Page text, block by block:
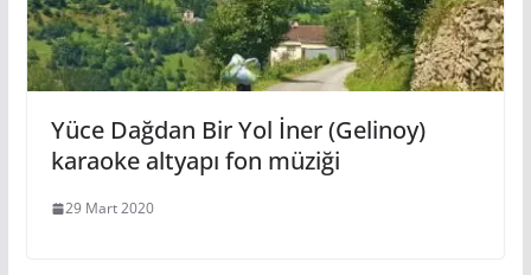
Yüce Dağdan Bir Yol İner (Gelinoy)
karaoke altyapı fon müziği
29 Mart 2020